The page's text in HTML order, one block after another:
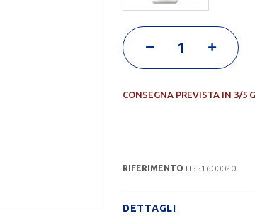
CONSEGNA PREVISTA IN 3/5
RIFERIMENTO H551600020
DETTAGLI